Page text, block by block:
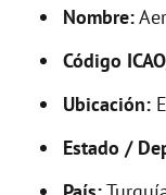
Nombre:
Código
Ubicación:
Estado /